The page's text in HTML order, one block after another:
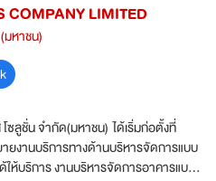
COMPANY LIMITED
มหาชน)
โซลูชั่น จำกัด(มหาชน) ได้เริ่มก่อตั้งที่
ายงานบริการทางด้านบริหารจัดการแบบ
ห้บริการ งานบริหารจัดการอาคารแบบ